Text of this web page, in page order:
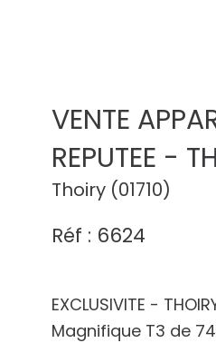
VENTE
REPUTEE -
Thoiry (01710)
Réf : 6624
EXCLUSIVITE -
Magnifique T3 de